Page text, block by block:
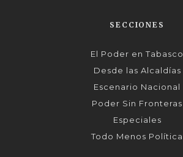
SECCIONES
El Poder en Tabasco
Desde las Alcaldías
Escenario Nacional
Poder Sin Fronteras
Especiales
Todo Menos Política